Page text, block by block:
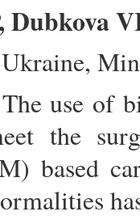
Dubkova
The use of
the
based